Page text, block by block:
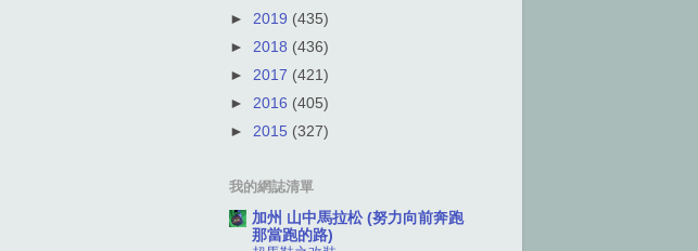
► 2019 (435)
► 2018 (436)
► 2017 (421)
► 2016 (405)
► 2015 (327)
我的網誌清單
加州 山中馬拉松 (努力向前奔跑
那當跑的路)